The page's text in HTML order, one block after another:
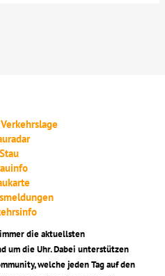
Stau
die aktuellsten
um die Uhr. Dabei unterstützen
welche jeden Tag auf den